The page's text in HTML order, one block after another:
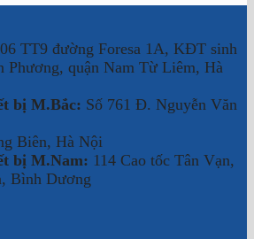
TT9 đường Foresa 1A, KĐT sinh
Phương, quận Nam Từ Liêm, Hà
bị M.Bắc: Số 761 Đ. Nguyễn Văn
Biên, Hà Nội
bị M.Nam: 114 Cao tốc Tân Vạn,
Bình Dương